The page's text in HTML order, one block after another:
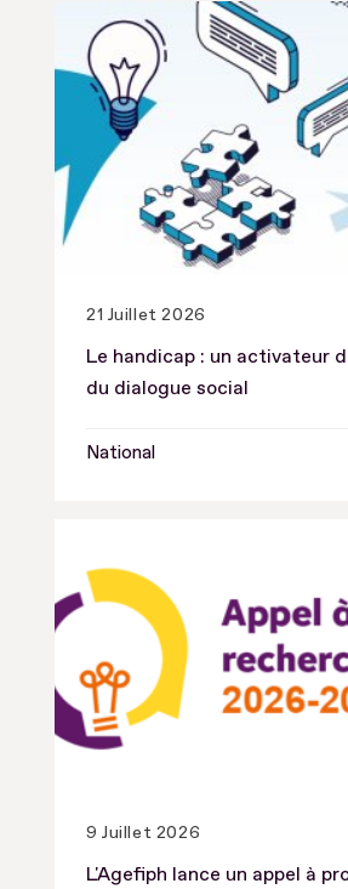
21 Juillet 2026
Le handicap : un activateur
du dialogue social
National
9 Juillet 2026
L'Agefiph lance un appel à